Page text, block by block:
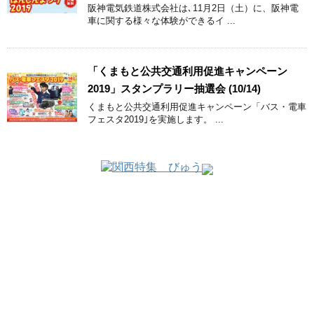
阪神電気鉄道株式会社は､11月2日（土）に、阪神電
車に関する様々な体験ができるイ ...
「くまもと公共交通利用促進キャンペーン
2019」スタンプラリー抽選会 (10/14)
くまもと公共交通利用促進キャンペーン「バス・電車
フェスタ2019｣を実施します。 ...